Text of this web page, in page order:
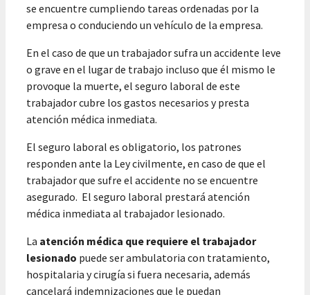
se encuentre cumpliendo tareas ordenadas por la
empresa o conduciendo un vehículo de la empresa.
En el caso de que un trabajador sufra un accidente leve
o grave en el lugar de trabajo incluso que él mismo le
provoque la muerte, el seguro laboral de este
trabajador cubre los gastos necesarios y presta
atención médica inmediata.
El seguro laboral es obligatorio, los patrones
responden ante la Ley civilmente, en caso de que el
trabajador que sufre el accidente no se encuentre
asegurado. El seguro laboral prestará atención
médica inmediata al trabajador lesionado.
La atención médica que requiere el trabajador
lesionado puede ser ambulatoria con tratamiento,
hospitalaria y cirugía si fuera necesaria, además
cancelará indemnizaciones que le puedan